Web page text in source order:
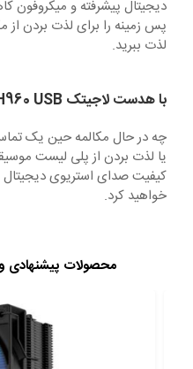
دیجیتال پیشرفته و میکروفون
پس زمینه را برای لذت بردن از
لذت ببرید.
با هدست لاجیتک H960 USB هیچ کلمه ای را از دست نده
چه در حال مکالمه حین یک
یا لذت بردن از پلی لیست
کیفیت صدای استریوی دیجیتال
خواهید کرد.
محصولات پیشنهادی